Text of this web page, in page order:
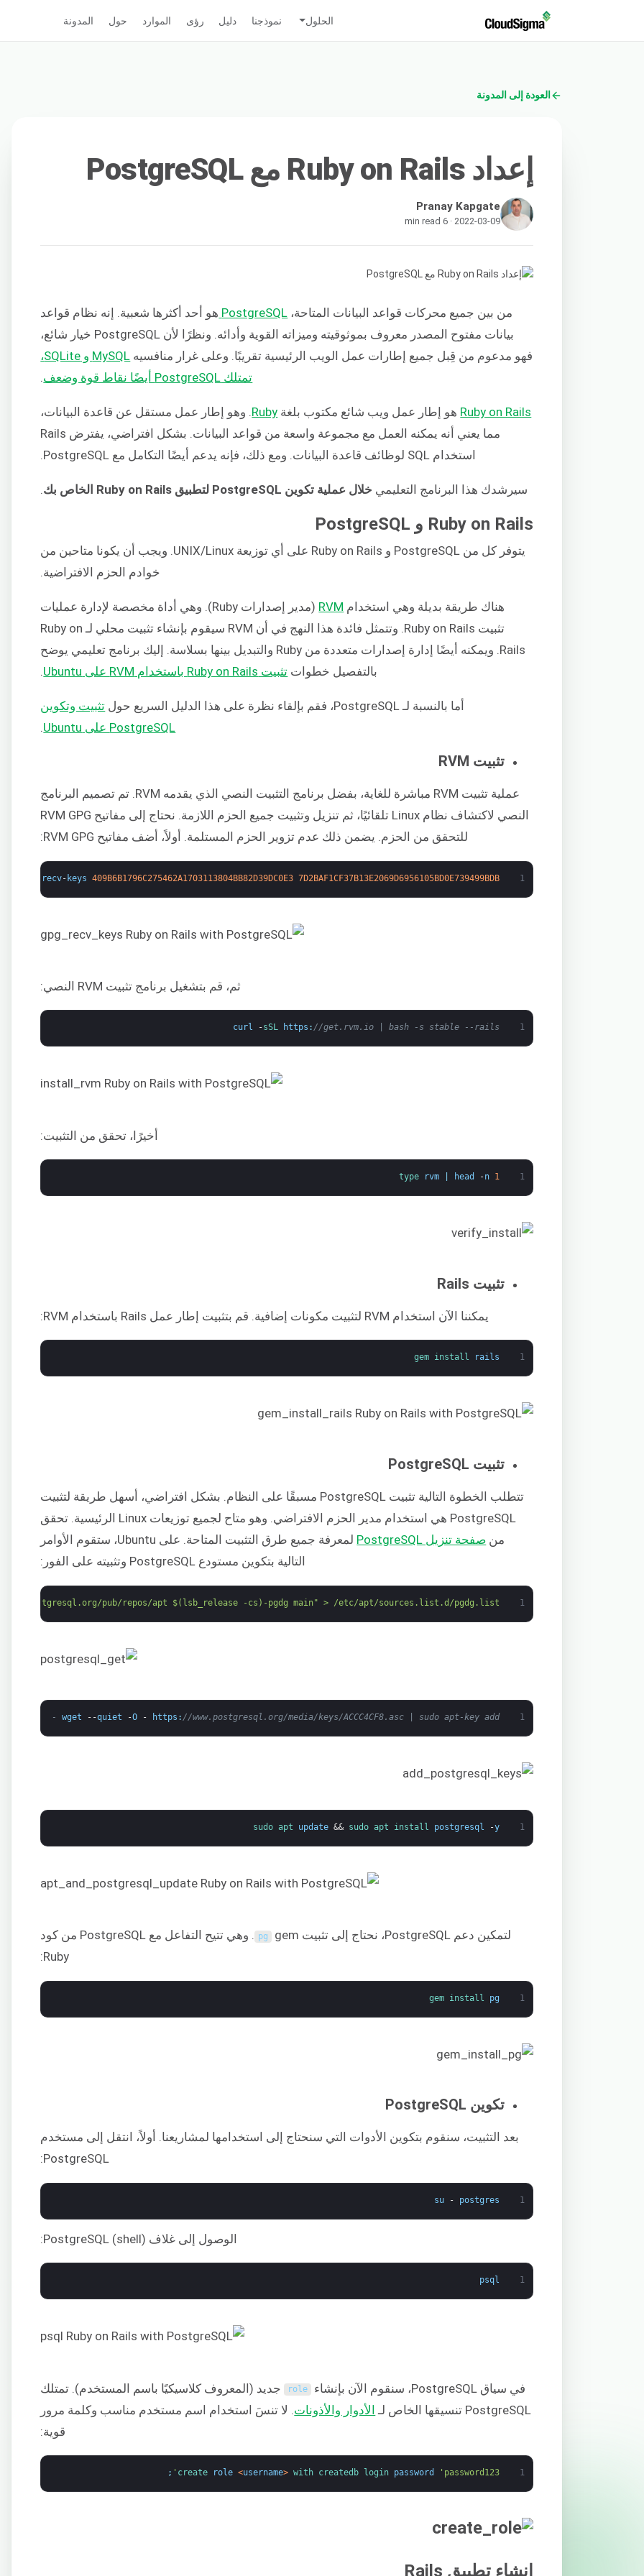
الحلول نموذجنا دليل رؤى الموارد حول المدونة
العودة إلى المدونة
إعداد Ruby on Rails مع PostgreSQL
Pranay Kapgate
2022-03-09 · 6 min read
من بين جميع محركات قواعد البيانات المتاحة، PostgreSQL هو أحد أكثرها شعبية. إنه نظام قواعد
بيانات مفتوح المصدر معروف بموثوقيته وميزاته القوية وأدائه. ونظرًا لأن PostgreSQL خيار شائع،
فهو مدعوم من قِبل جميع إطارات عمل الويب الرئيسية تقريبًا. وعلى غرار منافسيه
MySQL و SQLite،
تمتلك PostgreSQL أيضًا نقاط قوة وضعف
Ruby on Rails هو إطار عمل ويب شائع مكتوب بلغة Ruby . وهو إطار عمل مستقل عن قاعدة البيانات،
مما يعني أنه يمكنه العمل مع مجموعة واسعة من قواعد البيانات. بشكل افتراضي، يفترض Rails
استخدام SQL لوظائف قاعدة البيانات. ومع ذلك، فإنه يدعم أيضًا التكامل مع PostgreSQL.
سيرشدك هذا البرنامج التعليمي خلال عملية تكوين PostgreSQL لتطبيق Ruby on Rails الخاص بك .
Ruby on Rails و PostgreSQL
يتوفر كل من PostgreSQL و Ruby on Rails على أي توزيعة UNIX/Linux. ويجب أن يكونا متاحين من
خوادم الحزم الافتراضية.
هناك طريقة بديلة وهي استخدام RVM
(مدير إصدارات Ruby). وهي أداة مخصصة لإدارة عمليات
تثبيت Ruby on Rails. وتتمثل فائدة هذا النهج في أن RVM سيقوم بإنشاء تثبيت محلي لـ Ruby on
Rails. ويمكنه أيضًا إدارة إصدارات متعددة من Ruby والتبديل بينها بسلاسة. إليك برنامج تعليمي يوضح
بالتفصيل خطوات تثبيت Ruby on Rails باستخدام RVM على Ubuntu .
أما بالنسبة لـ PostgreSQL، فقم بإلقاء نظرة على هذا الدليل السريع حول
تثبيت وتكوين
PostgreSQL على Ubuntu
.
تثبيت RVM
عملية تثبيت RVM مباشرة للغاية، بفضل برنامج التثبيت النصي الذي يقدمه RVM. تم تصميم البرنامج
النصي لاكتشاف نظام Linux تلقائيًا، ثم تنزيل وتثبيت جميع الحزم اللازمة. نحتاج إلى مفاتيح RVM GPG
للتحقق من الحزم. يضمن ذلك عدم تزوير الحزم المستلمة. أولاً، أضف مفاتيح RVM GPG:
1
recv- keys 409B6B1796C275462A1703113804BB82D39DC0E3 7D2BAF1CF37B13E2069D6956105BD0E739499BDB
ثم، قم بتشغيل برنامج تثبيت RVM النصي:
1
curl -sSL https : //get.rvm.io | bash -s stable --rails
أخيرًا، تحقق من التثبيت:
1
type rvm head -n 1
تثبيت Rails
يمكننا الآن استخدام RVM لتثبيت مكونات إضافية. قم بتثبيت إطار عمل Rails باستخدام RVM:
1
gem install rails
تثبيت PostgreSQL
تتطلب الخطوة التالية تثبيت PostgreSQL مسبقًا على النظام. بشكل افتراضي، أسهل طريقة لتثبيت
PostgreSQL هي استخدام مدير الحزم الافتراضي. وهو متاح لجميع توزيعات Linux الرئيسية. تحقق
من صفحة تنزيل PostgreSQL
لمعرفة جميع طرق التثبيت المتاحة. على Ubuntu، ستقوم الأوامر
التالية بتكوين مستودع PostgreSQL وتثبيته على الفور:
1
apt.postgresql.org/pub/repos/apt $(lsb_release -cs)-pgdg main" > /etc/apt/sources.list.d/pgdg.list'
1
wget --quiet -O - https : //www.postgresql.org/media/keys/ACCC4CF8.asc | sudo apt-key add -
1
sudo apt update && sudo apt install postgresql -y
لتمكين دعم PostgreSQL، نحتاج إلى تثبيت pg
gem. وهي تتيح التفاعل مع PostgreSQL من كود
Ruby:
1
gem install pg
تكوين PostgreSQL
بعد التثبيت، سنقوم بتكوين الأدوات التي سنحتاج إلى استخدامها لمشاريعنا. أولاً، انتقل إلى مستخدم
PostgreSQL:
1
su - postgres
الوصول إلى غلاف (shell) PostgreSQL:
1
psql
في سياق PostgreSQL، سنقوم الآن بإنشاء role جديد (المعروف كلاسيكيًا باسم المستخدم). تمتلك
PostgreSQL تنسيقها الخاص لـ
الأدوار والأذونات . لا تنسَ استخدام اسم مستخدم مناسب وكلمة مرور
قوية:
1
create role <username> with createdb login password 'password123'
;
إنشاء تطبيق Rails